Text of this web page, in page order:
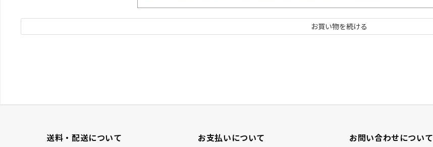
送料・配送について お支払いについて お問い合わせについて